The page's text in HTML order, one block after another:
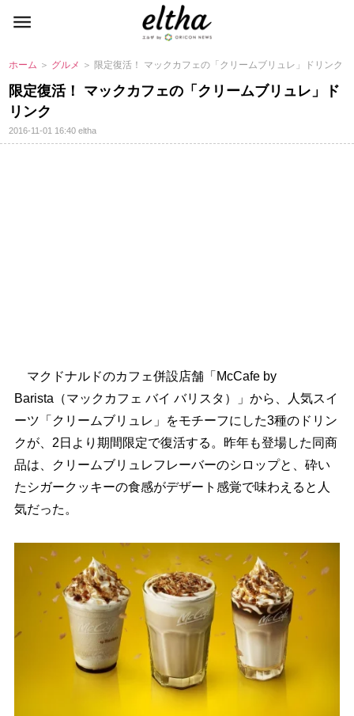
ホーム ＞ グルメ ＞ 限定復活！ マックカフェの「クリームブリュレ」ドリンク
限定復活！ マックカフェの「クリームブリュレ」ド
リンク
2016-11-01 16:40eltha
マクドナルドのカフェ併設店舗「McCafe by
Barista（マックカフェ バイ バリスタ）」から、人気スイ
ーツ「クリームブリュレ」をモチーフにした3種のドリン
クが、2日より期間限定で復活する。昨年も登場した同商
品は、クリームブリュレフレーバーのシロップと、砕い
たシガークッキーの食感がデザート感覚で味わえると人
気だった。